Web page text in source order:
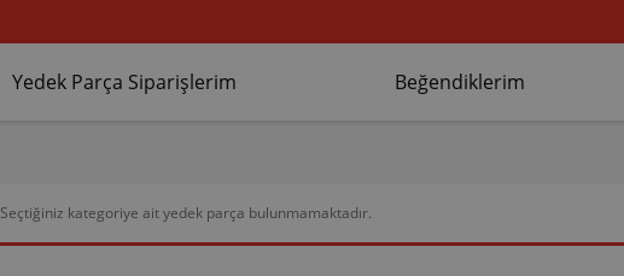
Yedek Parça Siparişlerim Beğendiklerim
Seçtiğiniz kategoriye ait yedek parça bulunmamaktadır.